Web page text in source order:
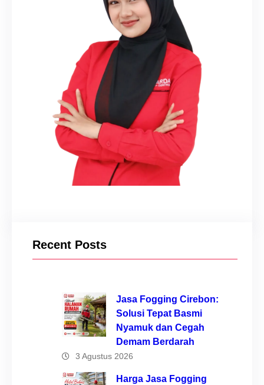
Recent Posts
Jasa Fogging Cirebon:
Solusi Tepat Basmi
Nyamuk dan Cegah
Demam Berdarah
3 Agustus 2026
Harga Jasa Fogging